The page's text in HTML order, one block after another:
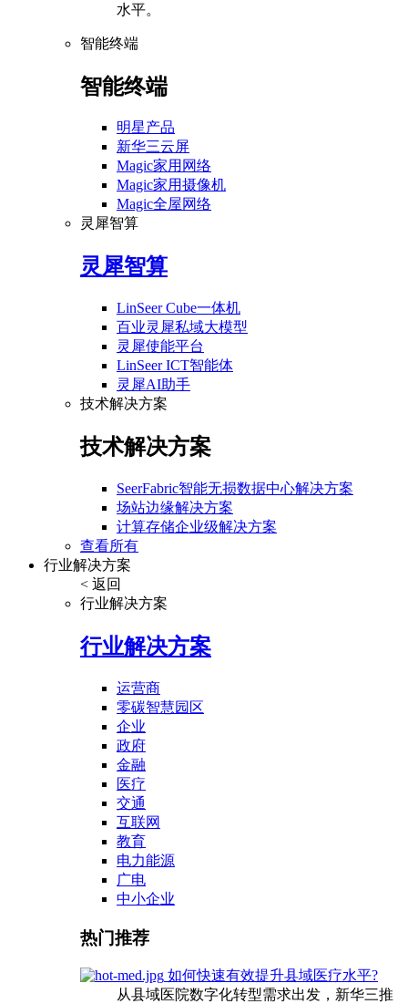
水平。
智能终端
智能终端
明星产品
新华三云屏
Magic家用网络
Magic家用摄像机
Magic全屋网络
灵犀智算
灵犀智算
LinSeer Cube一体机
百业灵犀私域大模型
灵犀使能平台
LinSeer ICT智能体
灵犀AI助手
技术解决方案
技术解决方案
SeerFabric智能无损数据中心解决方案
场站边缘解决方案
计算存储企业级解决方案
查看所有
行业解决方案
< 返回
行业解决方案
行业解决方案
运营商
零碳智慧园区
企业
政府
金融
医疗
交通
互联网
教育
电力能源
广电
中小企业
热门推荐
如何快速有效提升县域医疗水平?
从县域医院数字化转型需求出发，新华三推